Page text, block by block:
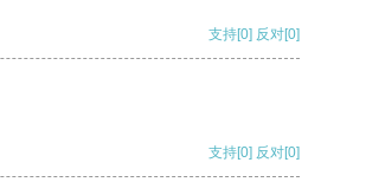
支持[0] 反对[0]
支持[0] 反对[0]